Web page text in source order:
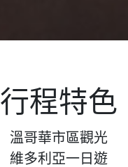
行程特色
溫哥華市區觀光
維多利亞一日遊